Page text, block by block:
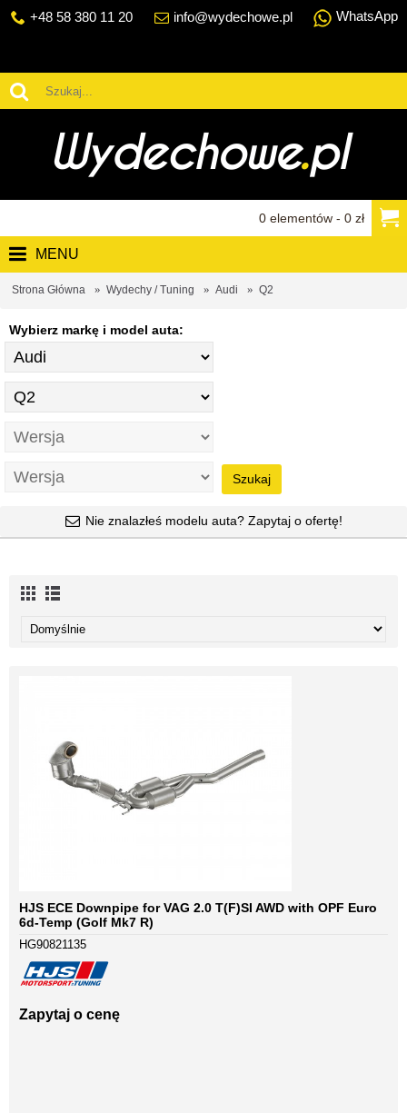
+48 58 380 11 20 info@wydechowe.pl WhatsApp
0 elementów - 0 zł
MENU
Strona Główna Wydechy / Tuning Audi Q2
Wybierz markę i model auta:
Szukaj
Nie znalazłeś modelu auta? Zapytaj o ofertę!
HJS ECE Downpipe for VAG 2.0 T(F)SI AWD with OPF Euro
6d-Temp (Golf Mk7 R)
HG90821135
Zapytaj o cenę